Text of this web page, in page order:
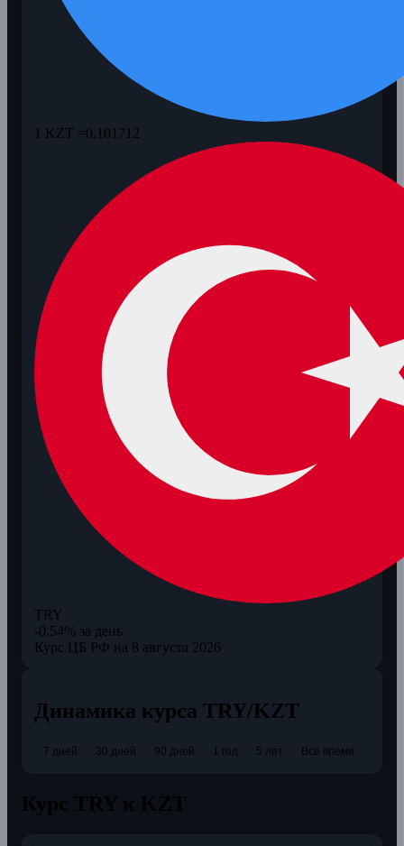
1 KZT =0,101712
TRY
-0.54% за день
Курс ЦБ РФ на 8 августа 2026
Динамика курса TRY/KZT
7 дней 30 дней 90 дней 1 год 5 лет Всё время